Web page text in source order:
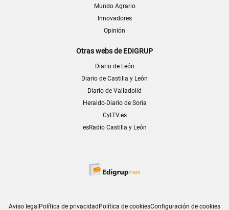
Mundo Agrario
Innovadores
Opinión
Otras webs de EDIGRUP
Diario de León
Diario de Castilla y León
Diario de Valladolid
Heraldo-Diario de Soria
CyLTV.es
esRadio Castilla y León
Aviso legal Política de privacidad Política de cookiesConfiguración de cookies